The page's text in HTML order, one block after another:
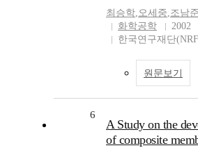
최승학,오세중,조남
화학공학
2002
한국연구재단
원문보기
6
A Study on the
of composite